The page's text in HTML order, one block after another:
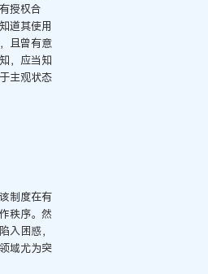
授权合
道其使用
且曾有意
，应当知
主观状态
制度在有
秩序。然
困惑，
域尤为突